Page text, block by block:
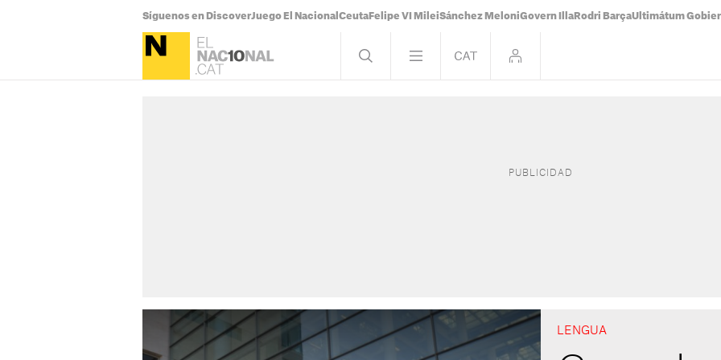
Síguenos en DiscoverJuego El Nacional Ceuta Felipe VI MileiSánchez MeloniGovern Illa Rodri BarçaUltimátum
LENGUA